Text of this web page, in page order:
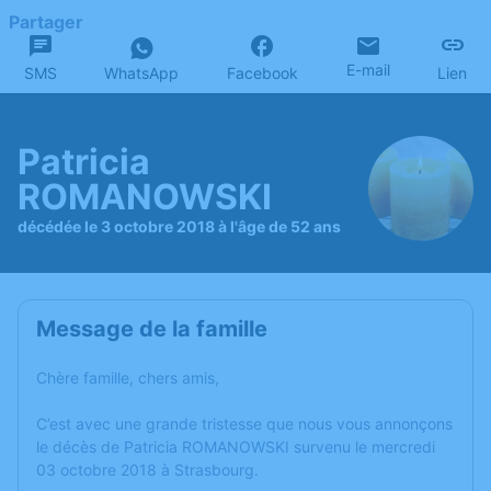
Partager
SMS WhatsApp Facebook E-mail Lien
Patricia
ROMANOWSKI
décédée le 3 octobre 2018 à l'âge de 52 ans
Message de la famille
Chère famille, chers amis,
C’est avec une grande tristesse que nous vous annonçons
le décès de Patricia ROMANOWSKI survenu le mercredi
03 octobre 2018 à Strasbourg.